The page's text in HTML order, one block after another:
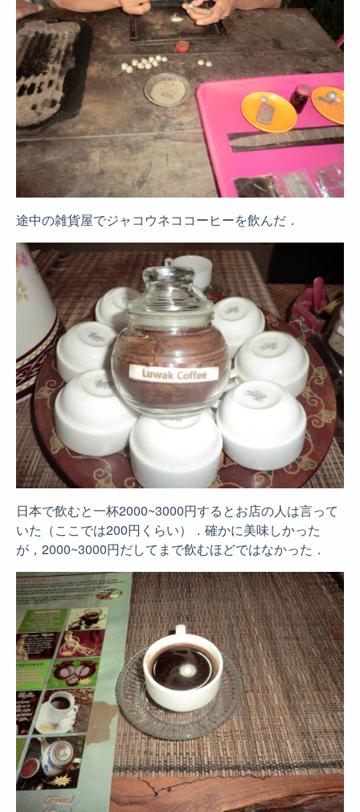
途中の雑貨屋でジャコウネココーヒーを飲んだ．
日本で飲むと一杯2000~3000円するとお店の人は言って
いた（ここでは200円くらい）．確かに美味しかった
が，2000~3000円だしてまで飲むほどではなかった．